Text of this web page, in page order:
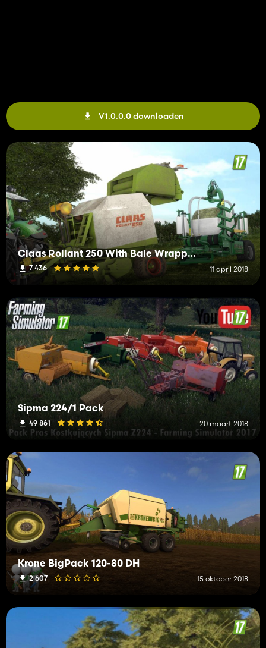
V1.0.0.0 downloaden
Claas Rollant 250 With Bale Wrapper Arm
7 436 11 april 2018
Sipma 224/1 Pack
49 861 20 maart 2018
Krone BigPack 120-80 DH
2 607 15 oktober 2018